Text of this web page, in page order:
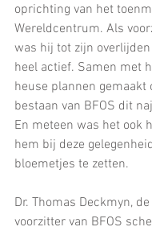
oprichting van het
Wereldcentrum. Als
was hij tot zijn
heel actief. Samen met
heuse plannen
bestaan van BFOS dit
En meteen was het ook
hem bij deze
bloemetjes te zetten.
Dr. Thomas Deckmyn,
voorzitter van BFOS